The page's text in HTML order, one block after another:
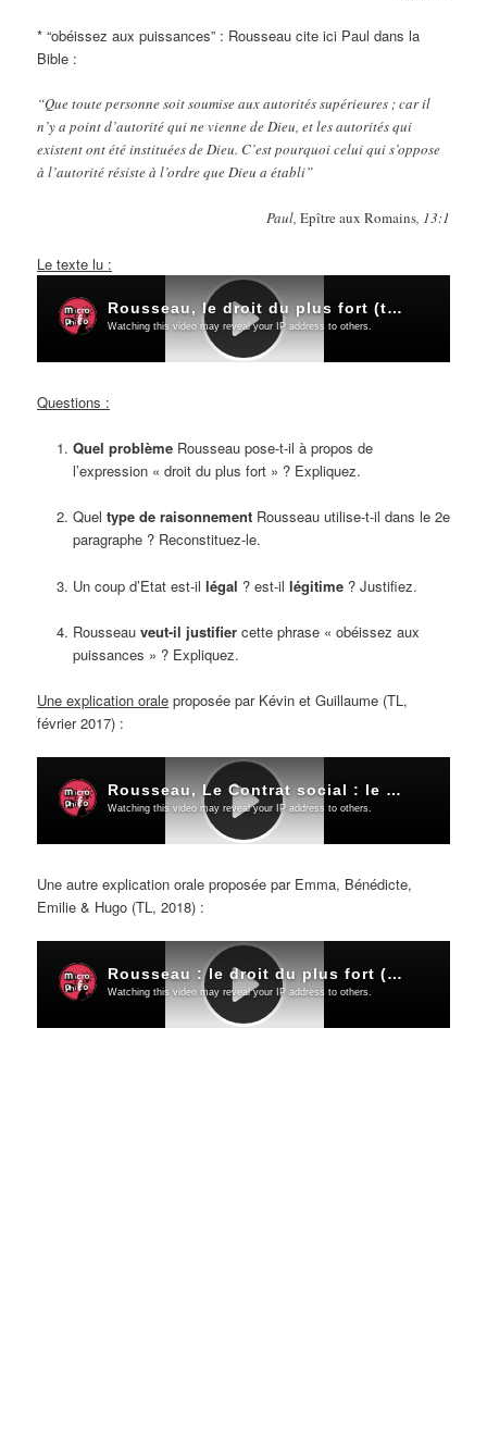
* “obéissez aux puissances” : Rousseau cite ici Paul dans la
Bible :
“Que toute personne soit soumise aux autorités supérieures ;car il
n’y a point d’autorité qui ne vienne de Dieu,et les autorités qui
existent ont été instituées de Dieu. C’est pourquoi celui qui s’oppose
à l’autoritérésiste à l’ordre que Dieu a établi”
Paul, Epître aux Romains, 13:1
Le texte lu :
Questions :
Quel problèmeRousseau pose-t-il à propos de
l’expression « droit du plus fort » ? Expliquez.
Quel type de raisonnementRousseau utilise-t-il dans le 2e
paragraphe ? Reconstituez-le.
Un coup d’Etat est-il légal ? est-il légitime? Justifiez.
Rousseau veut-il justifiercette phrase « obéissez aux
puissances » ? Expliquez.
Une explication orale proposée par Kévin et Guillaume (TL,
février 2017) :
Une autre explication orale proposée par Emma, Bénédicte,
Emilie & Hugo (TL, 2018) :